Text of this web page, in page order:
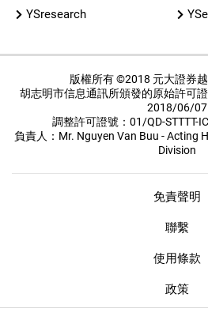
YSresearch
版權所有 ©2018 元大證券
胡志明市信息通訊所頒發的原始許可
2018/06/07
調整許可證號：01/QD-STTTT-
負責人：Mr. Nguyen Van Buu - Acting
Division
免責聲明
聯繫
使用條款
政策